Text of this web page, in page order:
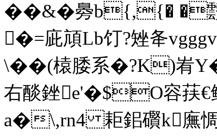
��&�臱b{,{� �
�=庛頏Lb饤?矬夅
\��(榬腇系�?K)峟
右醈銼e'�$O容荴€
a�\,rn4 耟鈻礥k廡惆